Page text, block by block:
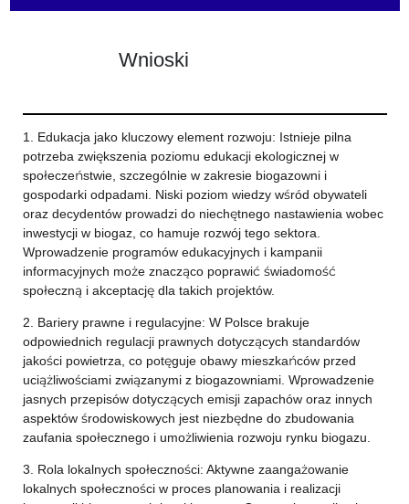
Wnioski
1. Edukacja jako kluczowy element rozwoju: Istnieje pilna
potrzeba zwiększenia poziomu edukacji ekologicznej w
społeczeństwie, szczególnie w zakresie biogazowni i
gospodarki odpadami. Niski poziom wiedzy wśród obywateli
oraz decydentów prowadzi do niechętnego nastawienia wobec
inwestycji w biogaz, co hamuje rozwój tego sektora.
Wprowadzenie programów edukacyjnych i kampanii
informacyjnych może znacząco poprawić świadomość
społeczną i akceptację dla takich projektów.
2. Bariery prawne i regulacyjne: W Polsce brakuje
odpowiednich regulacji prawnych dotyczących standardów
jakości powietrza, co potęguje obawy mieszkańców przed
uciążliwościami związanymi z biogazowniami. Wprowadzenie
jasnych przepisów dotyczących emisji zapachów oraz innych
aspektów środowiskowych jest niezbędne do zbudowania
zaufania społecznego i umożliwienia rozwoju rynku biogazu.
3. Rola lokalnych społeczności: Aktywne zaangażowanie
lokalnych społeczności w proces planowania i realizacji